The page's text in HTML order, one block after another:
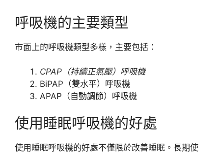
呼吸機的主要類型
市面上的呼吸機類型多樣，主要包括：
CPAP（持續正氣壓）呼吸機
BiPAP（雙水平）呼吸機
APAP（自動調節）呼吸機
使用睡眠呼吸機的好處
使用睡眠呼吸機的好處不僅限於改善睡眠。長期使